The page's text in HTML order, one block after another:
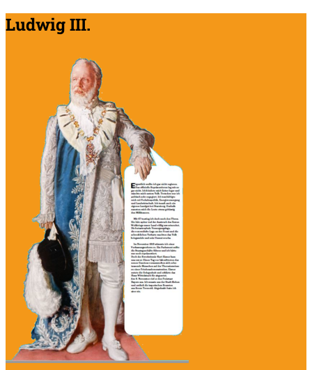
Ludwig III.